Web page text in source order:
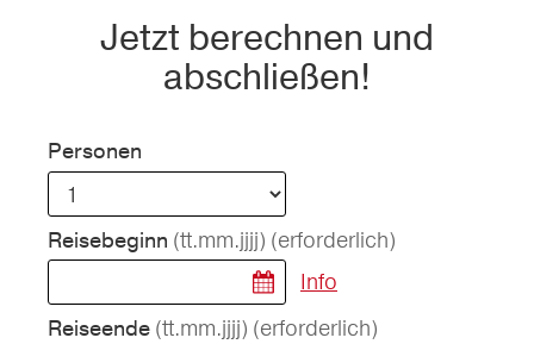
Jetzt berechnen und
abschließen!
Personen
Reisebeginn (tt.mm.jjjj) (erforderlich)
Info
Reiseende (tt.mm.jjjj) (erforderlich)